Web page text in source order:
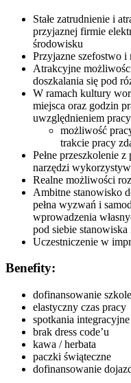
Stałe zatrudnienie i
przyjaznej firmie
środowisku
Przyjazne szefostwo
Atrakcyjne
doszkalania się pod
W ramach kultury
miejsca oraz godzin
uwzględnieniem
możliwość
trakcie pracy
Pełne przeszkolenie
narzędzi
Realne możliwości
Ambitne stanowisko
pełna wyzwań i
wprowadzenia
pod siebie stanowiska
Uczestniczenie w
Benefity:
dofinansowanie
elastyczny czas pracy
spotkania integracyjne
brak dress code’u
kawa / herbata
paczki świąteczne
dofinansowanie